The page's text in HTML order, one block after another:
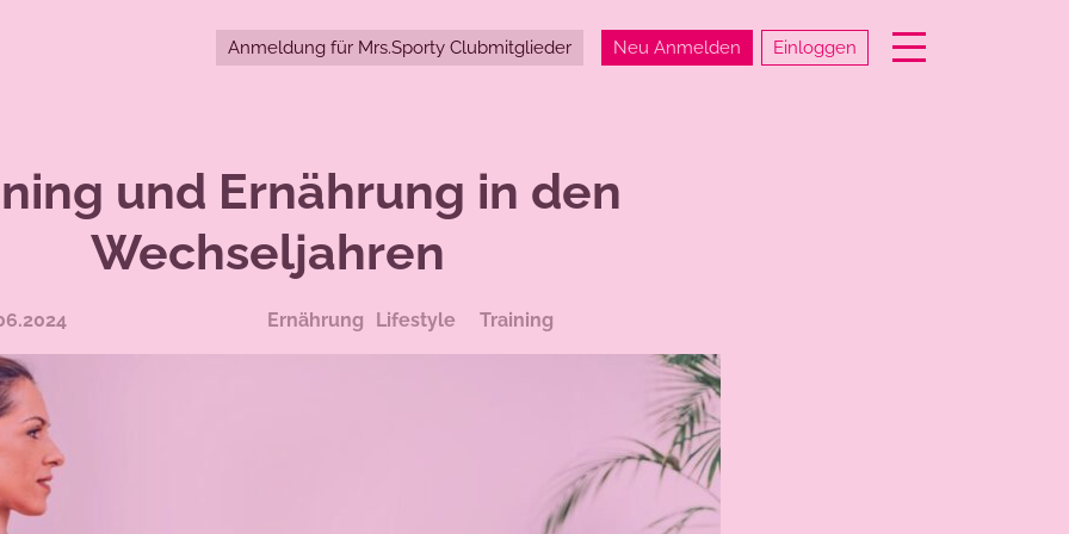
Anmeldung für Mrs.Sporty Clubmitglieder Neu Anmelden Einloggen
und Ernährung in den
Wechseljahren
Ernährung Lifestyle Training